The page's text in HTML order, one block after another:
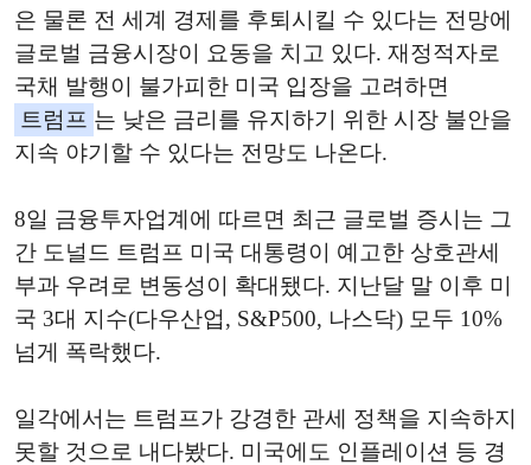
은 물론 전 세계 경제를 후퇴시킬 수 있다는 전망에
글로벌 금융시장이 요동을 치고 있다. 재정적자로
국채 발행이 불가피한 미국 입장을 고려하면
트럼프 는 낮은 금리를 유지하기 위한 시장 불안을
지속 야기할 수 있다는 전망도 나온다.
8일 금융투자업계에 따르면 최근 글로벌 증시는 그
간 도널드 트럼프 미국 대통령이 예고한 상호관세
부과 우려로 변동성이 확대됐다. 지난달 말 이후 미
국 3대 지수(다우산업, S&P500, 나스닥) 모두 10%
넘게 폭락했다.
일각에서는 트럼프가 강경한 관세 정책을 지속하지
못할 것으로 내다봤다. 미국에도 인플레이션 등 경